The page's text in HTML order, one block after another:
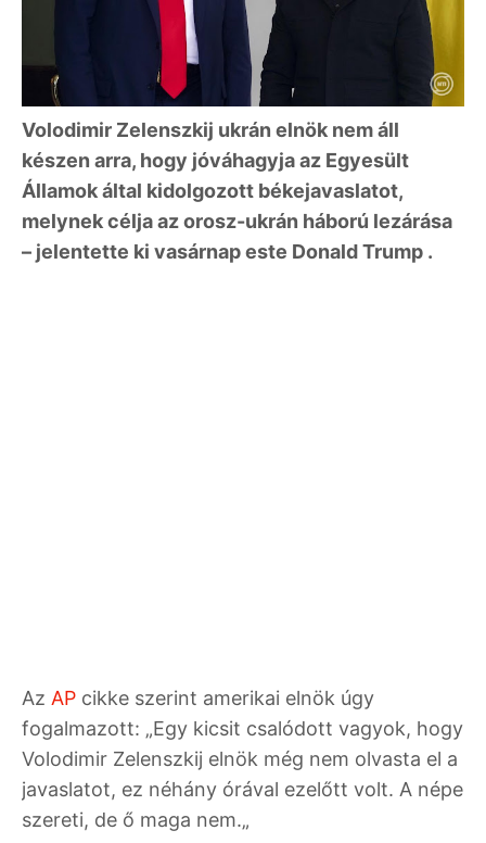
Volodimir Zelenszkij ukrán elnök nem áll
készen arra, hogy jóváhagyja az Egyesült
Államok által kidolgozott békejavaslatot,
melynek célja az orosz-ukrán háború lezárása
– jelentette ki vasárnap este Donald Trump .
Az AP cikke szerint amerikai elnök úgy
fogalmazott: „Egy kicsit csalódott vagyok, hogy
Volodimir Zelenszkij elnök még nem olvasta el a
javaslatot, ez néhány órával ezelőtt volt. A népe
szereti, de ő maga nem.„